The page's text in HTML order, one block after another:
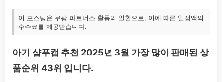
이 포스팅은 쿠팡 파트너스 활동의 일환으로, 이에 따른 일정액의
수수료를 제공받습니다.
아기 샴푸캡 추천 2025년 3월 가장 많이 판매된 상
품순위 43위 입니다.